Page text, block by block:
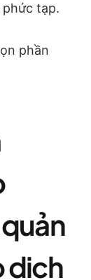
tạp.
phần
dịch